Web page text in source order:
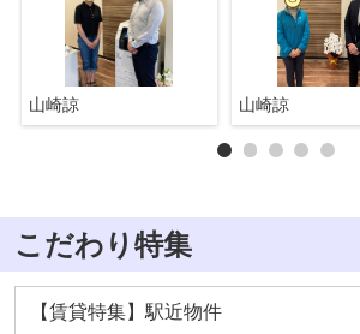
山崎諒 山崎諒
こだわり特集
【賃貸特集】駅近物件